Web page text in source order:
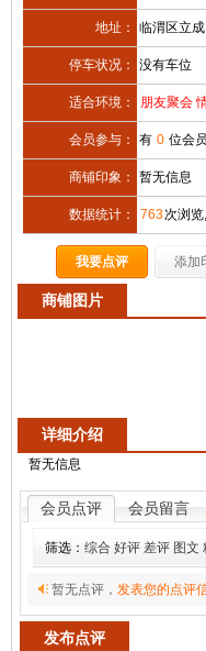
地址： 临渭区立
停车状况： 没有车位
适合环境： 朋友聚会
会员参与： 有 0 位会
商铺印象： 暂无信息
数据统计： 763次浏览,
我要点评 添加
商铺图片
详细介绍
暂无信息
会员点评 会员留言
筛选： 综合 好评 差评 图文
暂无点评， 发表您的点评
发布点评